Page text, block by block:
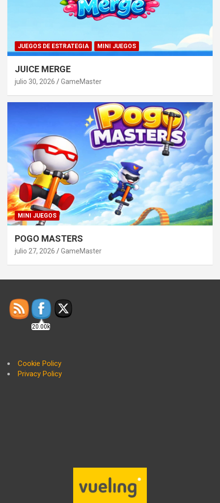
JUEGOS DE ESTRATEGIA MINI JUEGOS
JUICE MERGE
julio 30, 2026 GameMaster
MINI JUEGOS
POGO MASTERS
julio 27, 2026 GameMaster
20.00k
Cookie Policy
Privacy Policy